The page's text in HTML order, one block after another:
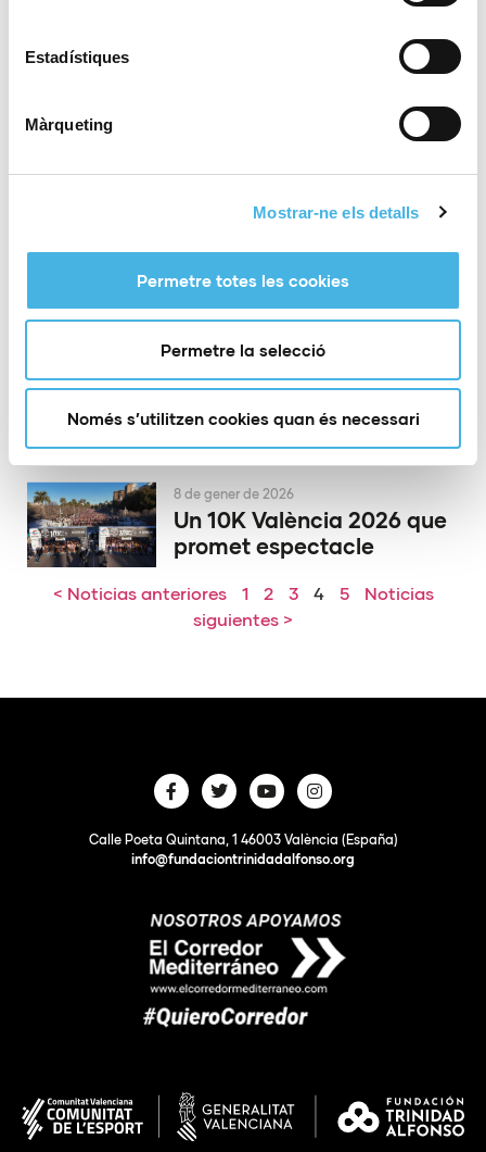
Estadístiques
Màrqueting
Mostrar-ne els detalls
Permetre totes les cookies
Permetre la selecció
Només s’utilitzen cookies quan és necessari
Reacció i a quarts de final:
l’Elx trau múscul a Europa
El CBM Elx fa el primer pas
cap a quarts de final
d’EHF European Cup
El 10K València es corona
amb tres nous rècords
13 de gener de 2026
Un 10K València 2026 que
promet espectacle
8 de gener de 2026
< Noticias anteriores 1 2 3 4 5
Noticias
siguientes >
Calle Poeta Quintana, 1 46003 València (España)
info@fundaciontrinidadalfonso.org